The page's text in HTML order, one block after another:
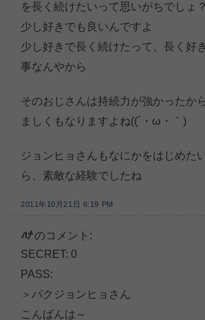
を長く続けたいって思いがちでしょ？
少し好きでも良いんですよ
少し好きで長く続けたって、長く好
事なんやから
そのおじさんは持続力が強かったか
ましくもなりますよね((´・ω・｀)
ジョンヒョさんもなにかをはじめた
ら、素敵な経験でしたね
2011年10月21日 6:19 PM
ﾊﾅ のコメント:
SECRET: 0
PASS:
＞パクジョンヒョさん
こんばんは～